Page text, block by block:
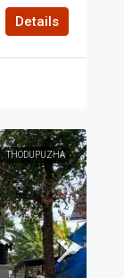
Details
THODUPUZHA